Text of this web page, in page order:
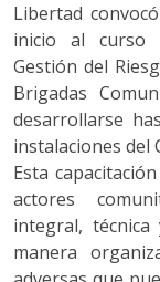
Libertad
inicio al curso
Gestión del
Brigadas
desarrollarse
instalaciones del
Esta
actores
integral,
manera